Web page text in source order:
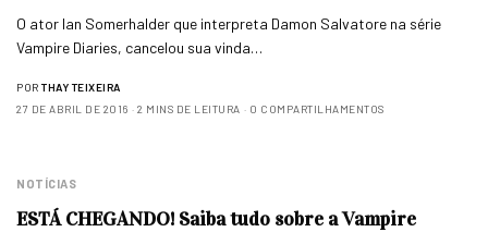
O ator Ian Somerhalder que interpreta Damon Salvatore na série
Vampire Diaries, cancelou sua vinda…
POR THAY TEIXEIRA
27 DE ABRIL DE 2016
2 MINS DE LEITURA 0 COMPARTILHAMENTOS
NOTÍCIAS
ESTÁ CHEGANDO! Saiba tudo sobre a Vampire